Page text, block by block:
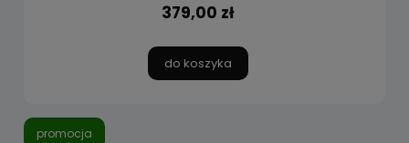
379,00 zł
do koszyka
promocja